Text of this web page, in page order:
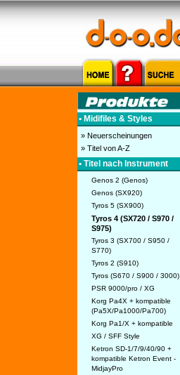
• Midifiles & Styles
» Neuerscheinungen
» Titel von A-Z
• Titel nach Instrument
Genos 2 (Genos)
Genos (SX920)
Tyros 5 (SX900)
Tyros 4 (SX720 / S970 /
S975)
Tyros 3 (SX700 / S950 /
S770)
Tyros 2 (S910)
Tyros (S670 / S900 / 3000)
PSR 9000/pro / XG
Korg Pa4X + kompatible
(Pa5X/Pa1000/Pa700)
Korg Pa1/X + kompatible
XG / SFF Style
Ketron SD-1/7/9/40/90 +
kompatible Ketron Event -
MidjayPro